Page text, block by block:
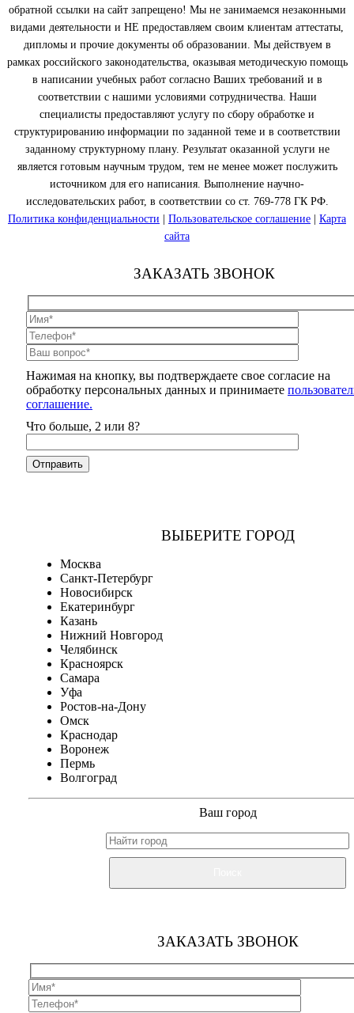
обратной ссылки на сайт запрещено! Мы не занимаемся незаконными
видами деятельности и НЕ предоставляем своим клиентам аттестаты,
дипломы и прочие документы об образовании. Мы действуем в
рамках российского законодательства, оказывая методическую помощь
в написании учебных работ согласно Ваших требований и в
соответствии с нашими условиями сотрудничества. Наши
специалисты предоставляют услугу по сбору обработке и
структурированию информации по заданной теме и в соответствии
заданному структурному плану. Результат оказанной услуги не
является готовым научным трудом, тем не менее может послужить
источником для его написания. Выполнение научно-
исследовательских работ, в соответствии со ст. 769-778 ГК РФ.
Политика конфиденциальности
Пользовательское соглашение
Карта
сайта
ЗАКАЗАТЬ ЗВОНОК
Нажимая на кнопку, вы подтверждаете свое согласие на
обработку персональных данных и принимаете
соглашение.
Что больше, 2 или 8?
ВЫБЕРИТЕ ГОРОД
Москва
Санкт-Петербург
Новосибирск
Екатеринбург
Казань
Нижний Новгород
Челябинск
Красноярск
Самара
Уфа
Ростов-на-Дону
Омск
Краснодар
Воронеж
Пермь
Волгоград
Ваш город
ЗАКАЗАТЬ ЗВОНОК